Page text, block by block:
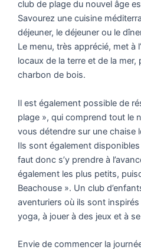
club de plage du nouvel âge
Savourez une cuisine
déjeuner, le déjeuner ou le
Le menu, très apprécié, met à
locaux de la terre et de la mer,
charbon de bois.
Il est également possible de
plage », qui comprend tout le
vous détendre sur une chaise
Ils sont également disponibles
faut donc s’y prendre à
également les plus petits,
Beachouse ». Un club
aventuriers où ils sont
yoga, à jouer à des jeux et à
Envie de commencer la